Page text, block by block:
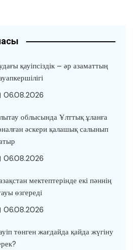
қауіпсіздік – әр азаматтың
06.08.2026
облысында Ұлттық ұланға
әскери қалашық салынып
06.08.2026
мектептерінде екі пәннің
өзгереді
06.08.2026
төнген жағдайда қайда жүгіну